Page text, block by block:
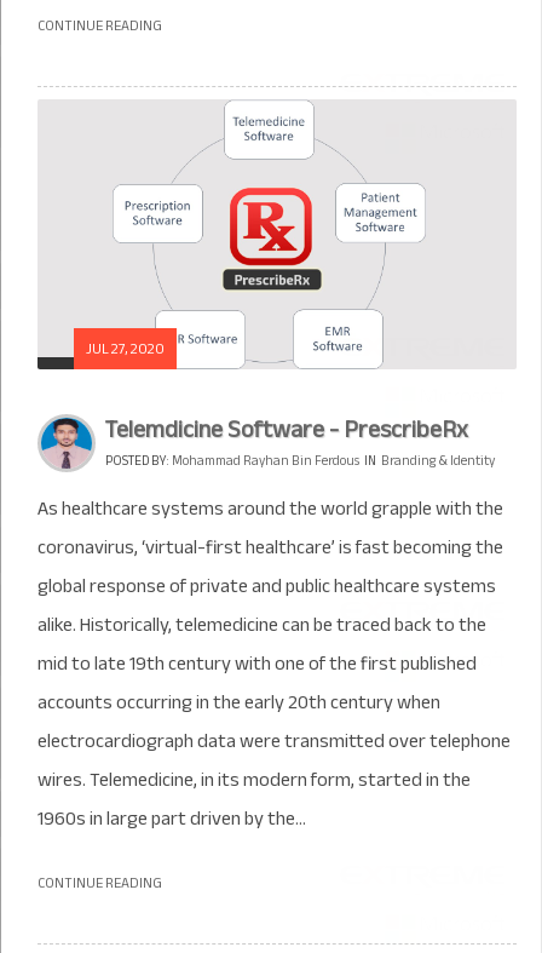
CONTINUE READING
JUL 27, 2020
Telemdicine Software - PrescribeRx
POSTED BY:Mohammad Rayhan Bin Ferdous IN Branding & Identity
As healthcare systems around the world grapple with the
coronavirus, ‘virtual-first healthcare’ is fast becoming the
global response of private and public healthcare systems
alike. Historically, telemedicine can be traced back to the
mid to late 19th century with one of the first published
accounts occurring in the early 20th century when
electrocardiograph data were transmitted over telephone
wires. Telemedicine, in its modern form, started in the
1960s in large part driven by the...
CONTINUE READING